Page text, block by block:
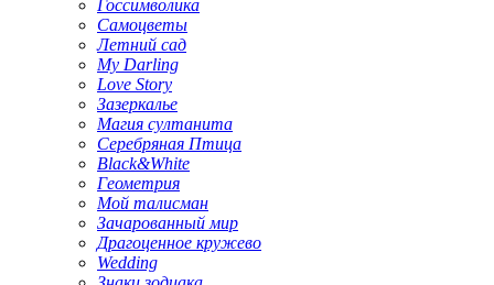
Госсимволика
Самоцветы
Летний сад
My Darling
Love Story
Зазеркалье
Магия султанита
Серебряная Птица
Black&White
Геометрия
Мой талисман
Зачарованный мир
Драгоценное кружево
Wedding